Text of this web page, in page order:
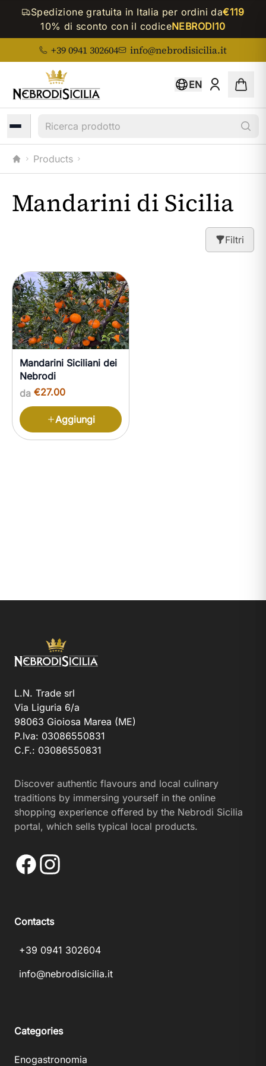
Spedizione gratuita in Italia per ordini da€119
10% di sconto con il codiceNEBRODI10
+39 0941 302604 info@nebrodisicilia.it
EN
Ricerca prodotto
Products
Mandarini di Sicilia
Filtri
I nostri prodotti
Mandarini Siciliani dei
Nebrodi
da €27.00
Aggiungi
L.N. Trade srl
Via Liguria 6/a
98063 Gioiosa Marea (ME)
P.Iva: 03086550831
C.F.: 03086550831
Discover authentic flavours and local culinary
traditions by immersing yourself in the online
shopping experience offered by the Nebrodi Sicilia
portal, which sells typical local products.
FacebookInstagram
Contacts
+39 0941 302604
info@nebrodisicilia.it
Categories
Enogastronomia